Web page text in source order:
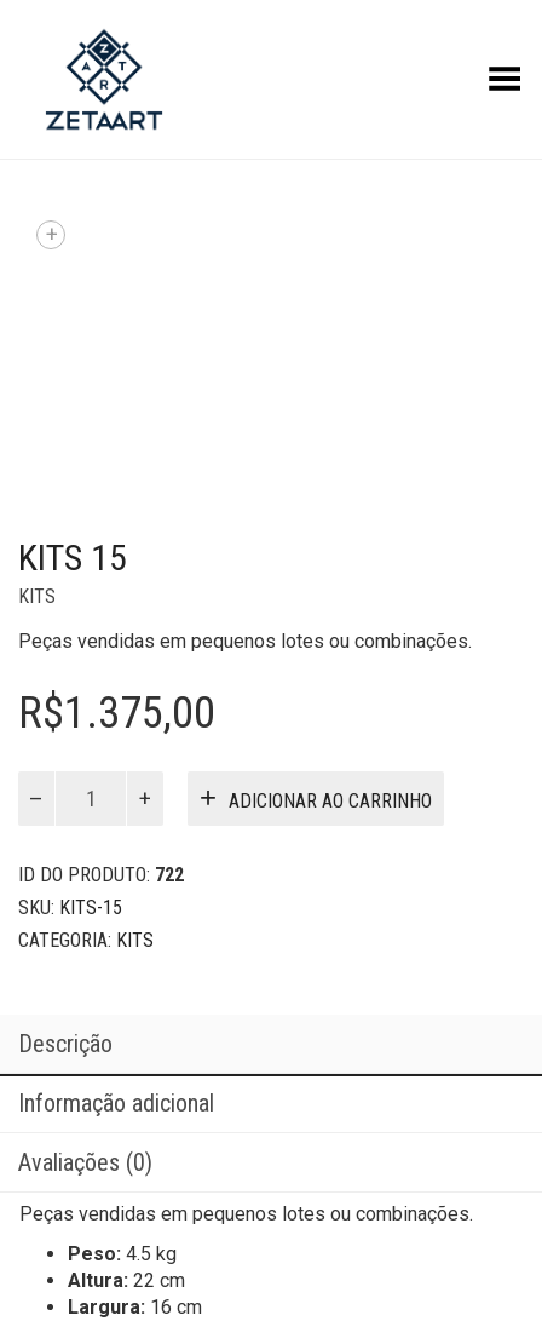
Alternar Menu
+
KITS 15
KITS
Peças vendidas em pequenos lotes ou combinações.
R$1.375,00
ADICIONAR AO CARRINHO
ID DO PRODUTO: 722
SKU: KITS-15
CATEGORIA: KITS
Descrição
Informação adicional
Avaliações (0)
Peças vendidas em pequenos lotes ou combinações.
Peso: 4.5 kg
Altura: 22 cm
Largura: 16 cm